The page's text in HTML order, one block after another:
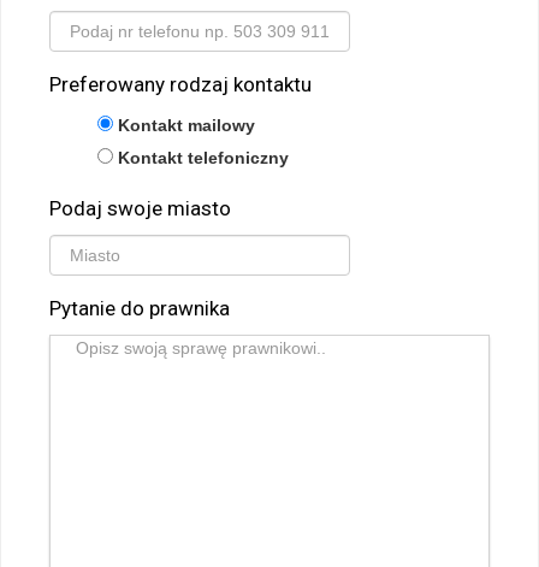
Preferowany rodzaj kontaktu
Kontakt mailowy
Kontakt telefoniczny
Podaj swoje miasto
Pytanie do prawnika